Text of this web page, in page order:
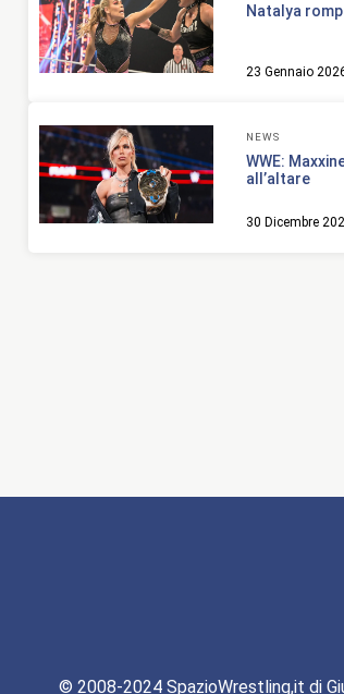
Natalya
23 Gennaio
NEWS
WWE:
all’altare
30 Dicembre
© 2008-2024 SpazioWrestling,it di